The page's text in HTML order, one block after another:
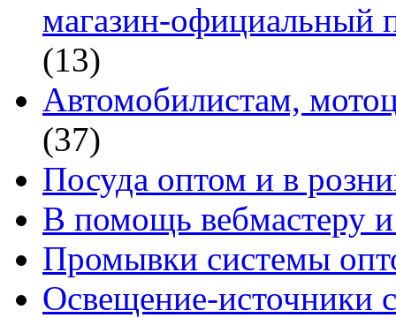
магазин-официальный
(13)
Автомобилистам,
(37)
Посуда оптом и в
В помощь вебмастеру и
Промывки системы
Освещение-источники